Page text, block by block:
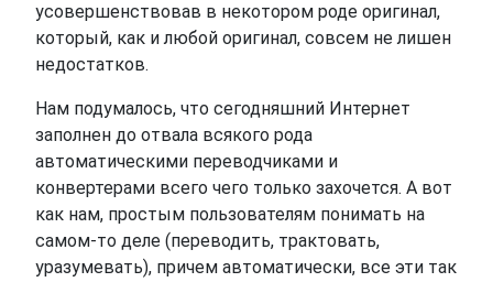
усовершенствовав в некотором роде оригинал,
который, как и любой оригинал, совсем не лишен
недостатков.
Нам подумалось, что сегодняшний Интернет
заполнен до отвала всякого рода
автоматическими переводчиками и
конвертерами всего чего только захочется. А вот
как нам, простым пользователям понимать на
самом-то деле (переводить, трактовать,
уразумевать), причем автоматически, все эти так